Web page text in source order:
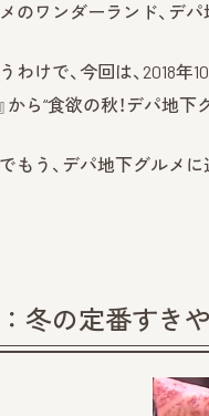
のワンダーランド、デ
わけで、今回は、2018年
』から“食欲の秋！デパ地
もう、デパ地下グルメに
冬の定番すき